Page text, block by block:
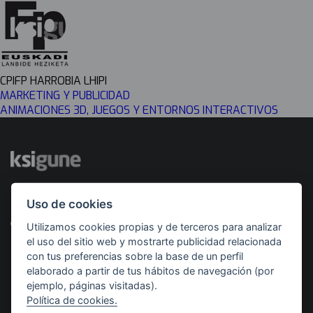
CPIFP HARROBIA LHIPI
MARKETING Y PUBLICIDAD
ANIMACIONES 3D, JUEGOS Y ENTORNOS INTERACTIVOS
Desarrollado por
Uso de cookies
Utilizamos cookies propias y de terceros para analizar
el uso del sitio web y mostrarte publicidad relacionada
con tus preferencias sobre la base de un perfil
elaborado a partir de tus hábitos de navegación (por
ejemplo, páginas visitadas).
Política de cookies.